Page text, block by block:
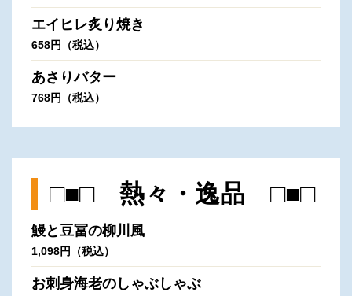
エイヒレ炙り焼き
658円（税込）
あさりバター
768円（税込）
□■□ 熱々・逸品 □■□
鰻と豆冨の柳川風
1,098円（税込）
お刺身海老のしゃぶしゃぶ